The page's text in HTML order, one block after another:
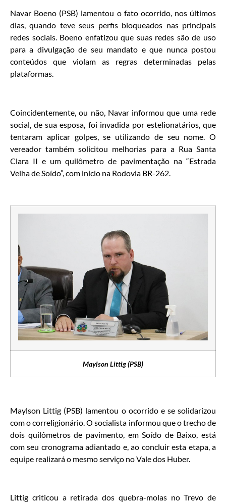
Navar Boeno (PSB) lamentou o fato ocorrido, nos últimos
dias, quando teve seus perfis bloqueados nas principais
redes sociais. Boeno enfatizou que suas redes são de uso
para a divulgação de seu mandato e que nunca postou
conteúdos que violam as regras determinadas pelas
plataformas.
Coincidentemente, ou não, Navar informou que uma rede
social, de sua esposa, foi invadida por estelionatários, que
tentaram aplicar golpes, se utilizando de seu nome. O
vereador também solicitou melhorias para a Rua Santa
Clara II e um quilômetro de pavimentação na “Estrada
Velha de Soído”, com início na Rodovia BR-262.
Maylson Littig (PSB)
Maylson Littig (PSB) lamentou o ocorrido e se solidarizou
com o correligionário. O socialista informou que o trecho de
dois quilômetros de pavimento, em Soído de Baixo, está
com seu cronograma adiantado e, ao concluir esta etapa, a
equipe realizará o mesmo serviço no Vale dos Huber.
Littig criticou a retirada dos quebra-molas no Trevo de